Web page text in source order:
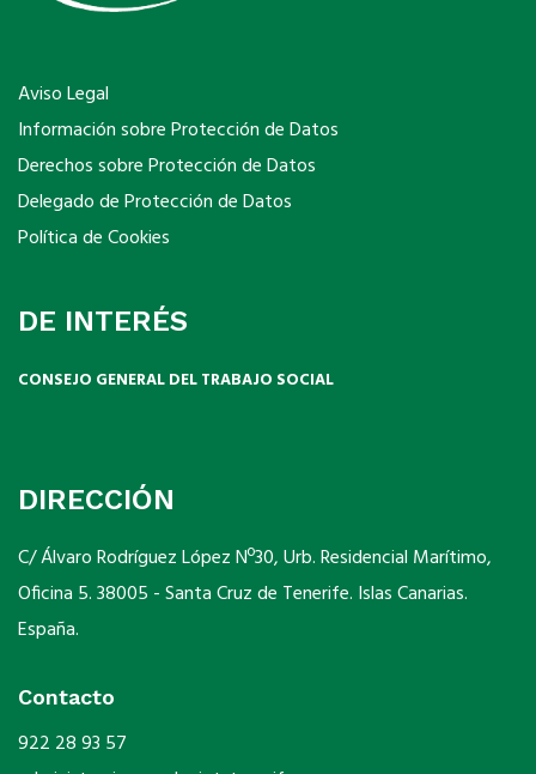
Aviso Legal
Información sobre Protección de Datos
Derechos sobre Protección de Datos
Delegado de Protección de Datos
Política de Cookies
DE INTERÉS
CONSEJO GENERAL DEL TRABAJO SOCIAL
DIRECCIÓN
C/ Álvaro Rodríguez López Nº30, Urb. Residencial Marítimo,
Oficina 5. 38005 - Santa Cruz de Tenerife. Islas Canarias.
España.
Contacto
922 28 93 57